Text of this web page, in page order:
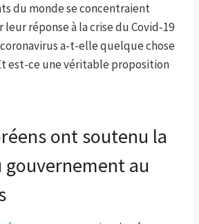
du monde se concentraient
réponse à la crise du Covid-19
a-t-elle quelque chose
est-ce une véritable proposition
ont soutenu la
gouvernement au